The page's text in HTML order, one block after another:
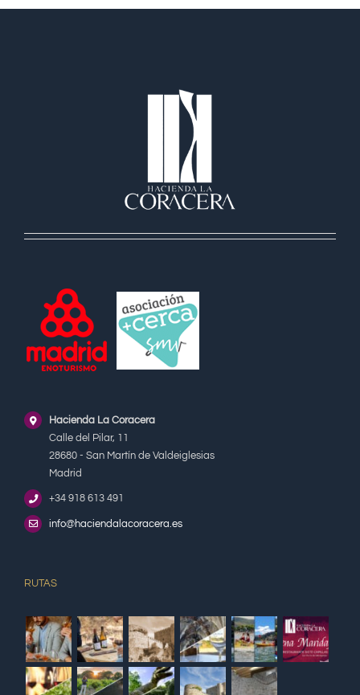
Hacienda La Coracera
Calle del Pilar, 11
28680 - San Martín de Valdeiglesias
Madrid
+34 918 613 491
info@haciendalacoracera.es
RUTAS